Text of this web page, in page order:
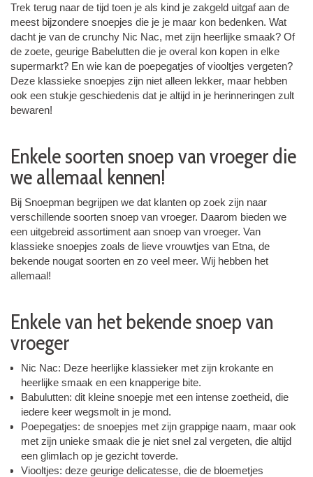
Trek terug naar de tijd toen je als kind je zakgeld uitgaf aan de
meest bijzondere snoepjes die je je maar kon bedenken. Wat
dacht je van de crunchy Nic Nac, met zijn heerlijke smaak? Of
de zoete, geurige Babelutten die je overal kon kopen in elke
supermarkt? En wie kan de poepegatjes of viooltjes vergeten?
Deze klassieke snoepjes zijn niet alleen lekker, maar hebben
ook een stukje geschiedenis dat je altijd in je herinneringen zult
bewaren!
Enkele soorten snoep van vroeger die
we allemaal kennen!
Bij Snoepman begrijpen we dat klanten op zoek zijn naar
verschillende soorten snoep van vroeger. Daarom bieden we
een uitgebreid assortiment aan snoep van vroeger. Van
klassieke snoepjes zoals de lieve vrouwtjes van Etna, de
bekende nougat soorten en zo veel meer. Wij hebben het
allemaal!
Enkele van het bekende snoep van
vroeger
Nic Nac: Deze heerlijke klassieker met zijn krokante en
heerlijke smaak en een knapperige bite.
Babulutten: dit kleine snoepje met een intense zoetheid, die
iedere keer wegsmolt in je mond.
Poepegatjes: de snoepjes met zijn grappige naam, maar ook
met zijn unieke smaak die je niet snel zal vergeten, die altijd
een glimlach op je gezicht toverde.
Viooltjes: deze geurige delicatesse, die de bloemetjes